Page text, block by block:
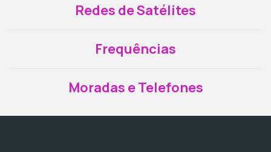
Redes de Satélites
Frequências
Moradas e Telefones